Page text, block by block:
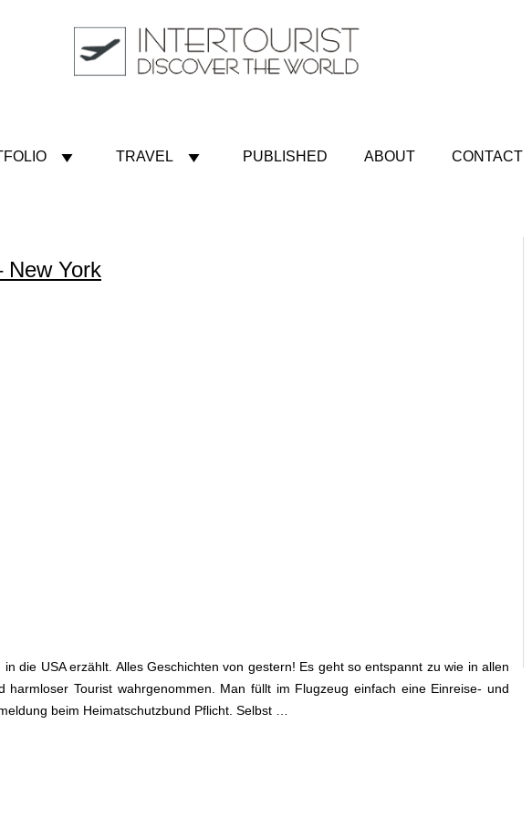
TRAVEL PUBLISHED ABOUT CONTACT
New York
die USA erzählt. Alles Geschichten von gestern! Es geht so entspannt zu wie in allen
Tourist wahrgenommen. Man füllt im Flugzeug einfach eine Einreise- und
beim Heimatschutzbund Pflicht. Selbst …